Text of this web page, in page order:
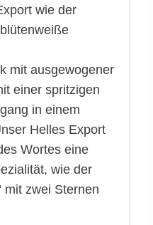
wie der
mit ausgewogener
einer spritzigen
in einem
Helles Export
Wortes eine
wie der
mit zwei Sternen